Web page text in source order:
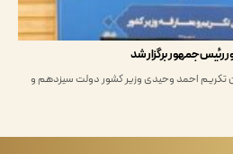
برگزار شد
احمد وحیدی وزیر کشور دولت سیزدهم و